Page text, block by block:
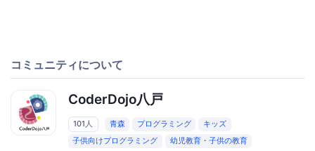
コミュニティについて
CoderDojo八戸
101人 青森 プログラミング
キッズ
子供向けプログラミング
幼児教育・子供の教育